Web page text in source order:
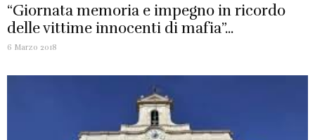
“Giornata memoria e impegno in ricordo
delle vittime innocenti di mafia”...
6 Marzo 2018